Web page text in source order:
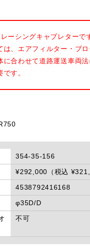
ーシングキャブレターで
は、エアフィルター・ブ
に合わせて道路運送車両法
す。
354-35-156
¥292,000（税込
4538792416168
φ35D/D
不可